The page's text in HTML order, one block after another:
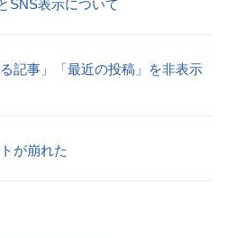
SNS表示について
記事」「最近の投稿」を非表示
が崩れた